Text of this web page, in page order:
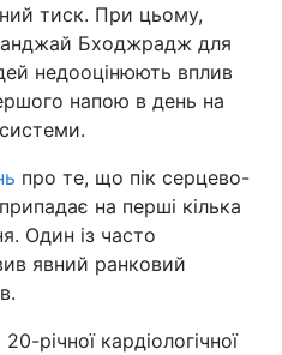
тиск. При цьому,
Бходжрадж для
недооцінюють вплив
напою в день на
про те, що пік серцево-
на перші кілька
Один із часто
явний ранковий
річної кардіологічної